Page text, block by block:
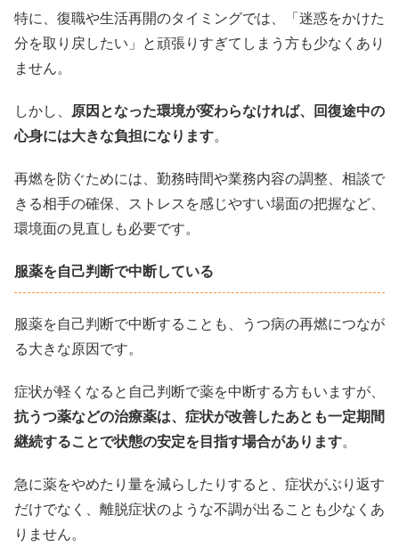
特に、復職や生活再開のタイミングでは、「迷惑をかけた
分を取り戻したい」と頑張りすぎてしまう方も少なくあり
ません。
しかし、 原因となった環境が変わらなければ、回復途中の
心身には大きな負担になります。
再燃を防ぐためには、勤務時間や業務内容の調整、相談で
きる相手の確保、ストレスを感じやすい場面の把握など、
環境面の見直しも必要です。
服薬を自己判断で中断している
服薬を自己判断で中断することも、うつ病の再燃につなが
る大きな原因です。
症状が軽くなると自己判断で薬を中断する方もいますが、
抗うつ薬などの治療薬は、症状が改善したあとも一定期間
継続することで状態の安定を目指す場合があります。
急に薬をやめたり量を減らしたりすると、症状がぶり返す
だけでなく、離脱症状のような不調が出ることも少なくあ
りません。